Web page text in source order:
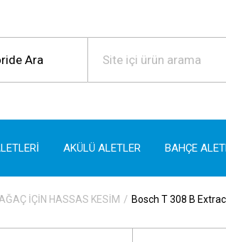
AKÜLÜ ALETLER BAHÇE
AĞAÇ İÇİN HASSAS KESİM Bosch T 308 B